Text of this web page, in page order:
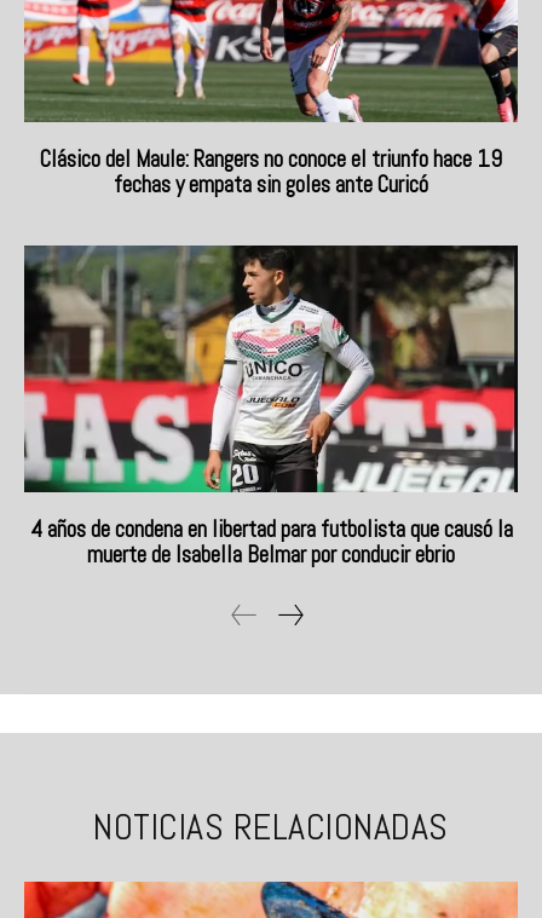
Clásico del Maule: Rangers no conoce el triunfo hace 19
fechas y empata sin goles ante Curicó
4 años de condena en libertad para futbolista que causó la
muerte de Isabella Belmar por conducir ebrio
NOTICIAS RELACIONADAS